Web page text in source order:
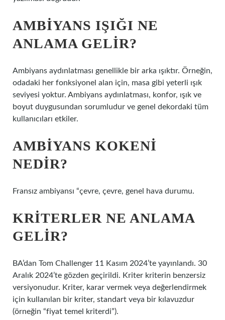
AMBIYANS IŞIĞI NE
ANLAMA GELIR?
Ambiyans aydınlatması genellikle bir arka ışıktır. Örneğin,
odadaki her fonksiyonel alan için, masa gibi yeterli ışık
seviyesi yoktur. Ambiyans aydınlatması, konfor, ışık ve
boyut duygusundan sorumludur ve genel dekordaki tüm
kullanıcıları etkiler.
AMBIYANS KOKENI
NEDIR?
Fransız ambiyansı “çevre, çevre, genel hava durumu.
KRITERLER NE ANLAMA
GELIR?
BA’dan Tom Challenger 11 Kasım 2024’te yayınlandı. 30
Aralık 2024’te gözden geçirildi. Kriter kriterin benzersiz
versiyonudur. Kriter, karar vermek veya değerlendirmek
için kullanılan bir kriter, standart veya bir kılavuzdur
(örneğin “fiyat temel kriterdi”).